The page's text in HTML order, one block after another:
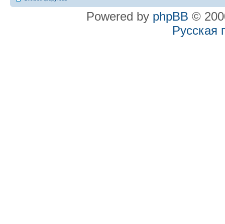
Powered by phpBB ©
Русская